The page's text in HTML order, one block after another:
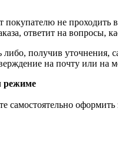
не проходить
ответит на вопросы,
либо, получив
на почту или на
режиме
самостоятельно оформить